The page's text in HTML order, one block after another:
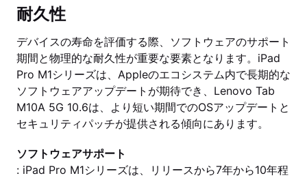
耐久性
デバイスの寿命を評価する際、ソフトウェアのサポート
期間と物理的な耐久性が重要な要素となります。iPad
Pro M1シリーズは、Appleのエコシステム内で長期的な
ソフトウェアアップデートが期待でき、Lenovo Tab
M10A 5G 10.6は、より短い期間でのOSアップデートと
セキュリティパッチが提供される傾向にあります。
ソフトウェアサポート
: iPad Pro M1シリーズは、リリースから7年から10年程